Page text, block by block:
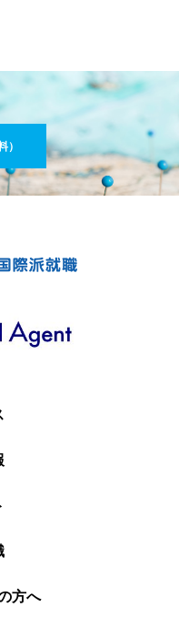
）
方へ